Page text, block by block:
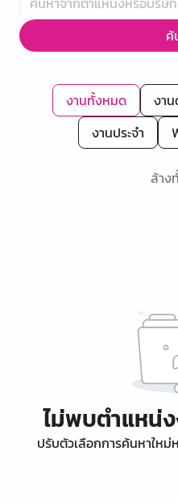
ค้
งานทั้งหมด งา
งานประจำ
ล้าง
ไม่พบตำแหน่
ปรับตัวเลือกการค้นหาให